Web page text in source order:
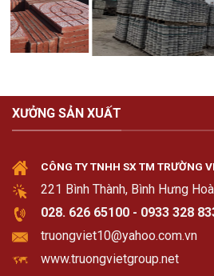
XƯỞNG SẢN XUẤT
CÔNG TY TNHH SX TM TRƯỜNG
221 Bình Thành, Bình Hưng
028. 626 65100 - 0933 328
truongviet10@yahoo.com.vn
www.truongvietgroup.net